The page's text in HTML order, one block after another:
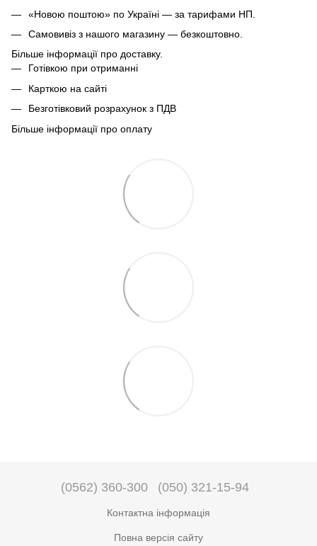
«Новою поштою» по Україні — за тарифами НП.
Самовивіз з нашого магазину — безкоштовно.
Більше інформації про доставку.
Готівкою при отриманні
Карткою на сайті
Безготівковий розрахунок з ПДВ
Більше інформації про оплату
(0562) 360-300 (050) 321-15-94
Контактна інформація
Повна версія сайту